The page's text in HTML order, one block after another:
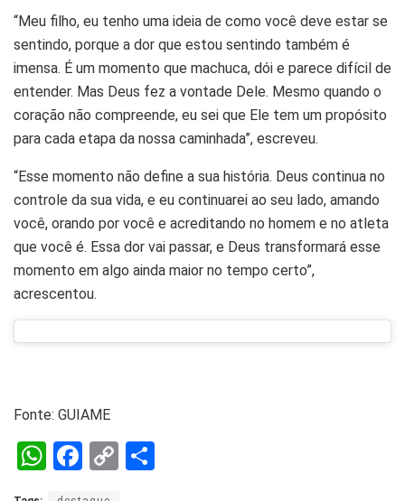
“Meu filho, eu tenho uma ideia de como você deve estar se
sentindo, porque a dor que estou sentindo também é
imensa. É um momento que machuca, dói e parece difícil de
entender. Mas Deus fez a vontade Dele. Mesmo quando o
coração não compreende, eu sei que Ele tem um propósito
para cada etapa da nossa caminhada”, escreveu.
“Esse momento não define a sua história. Deus continua no
controle da sua vida, e eu continuarei ao seu lado, amando
você, orando por você e acreditando no homem e no atleta
que você é. Essa dor vai passar, e Deus transformará esse
momento em algo ainda maior no tempo certo”,
acrescentou.
Fonte: GUIAME
W
F
C